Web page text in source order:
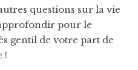
questions sur la vie
pour le
gentil de votre part de
!